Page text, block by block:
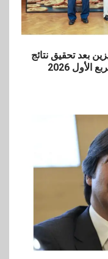
بعد تحقيق نتائج
2026